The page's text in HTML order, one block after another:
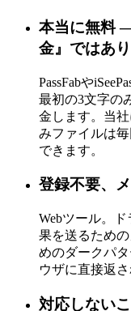
本当に無料
金』ではあ
PassFabや
最初の3文字の
金します。当
みファイルは
できます。
登録不要、
Webツール。
果を送るため
めのダークパ
ウザに直接返さ
対応しない